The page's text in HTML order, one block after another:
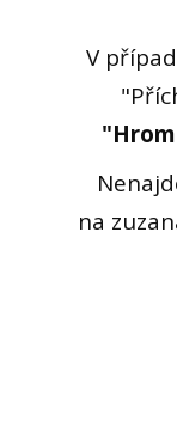
V
na